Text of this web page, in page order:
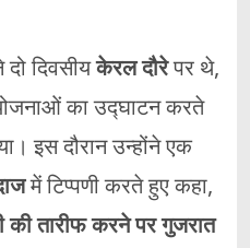
दिवसीयकेरल दौरेपर थे,
का उद्घाटन करते
इस दौरान उन्होंने एक
में टिप्पणी करते हुए कहा,
तारीफ करने पर गुजरात